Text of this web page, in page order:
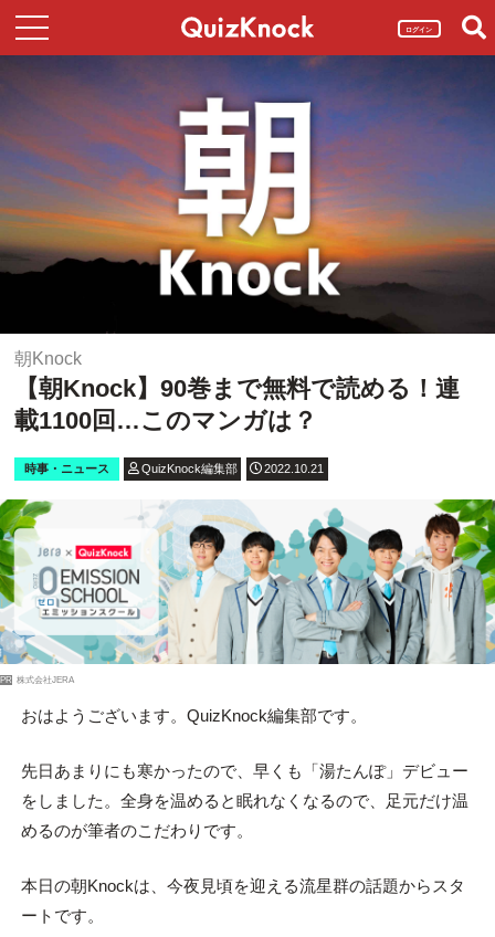
ログイン
朝Knock
【朝Knock】90巻まで無料で読める！連
載1100回…このマンガは？
時事・ニュース QuizKnock編集部 2022.10.21
PR 株式会社JERA
おはようございます。QuizKnock編集部です。
先日あまりにも寒かったので、早くも「湯たんぽ」デビュー
をしました。全身を温めると眠れなくなるので、足元だけ温
めるのが筆者のこだわりです。
本日の朝Knockは、今夜見頃を迎える流星群の話題からスタ
ートです。